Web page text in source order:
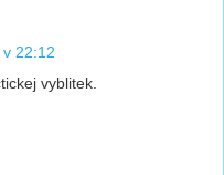
22:12
vyblitek.